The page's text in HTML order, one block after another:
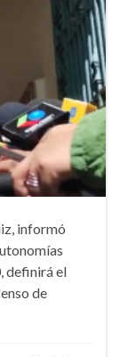
informó
definirá el
de